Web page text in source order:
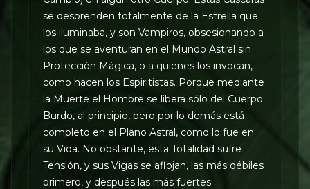
se desprenden totalmente de la Estrella que
los iluminaba, y son Vampiros, obsesionando a
los que se aventuran en el Mundo Astral sin
Protección Mágica, o a quienes los invocan,
como hacen los Espiritistas. Porque mediante
la Muerte el Hombre se libera sólo del Cuerpo
Burdo, al principio, pero por lo demás está
completo en el Plano Astral, como lo fue en
su Vida. No obstante, esta Totalidad sufre
Tensión, y sus Vigas se aflojan, las más débiles
primero, y después las más fuertes.